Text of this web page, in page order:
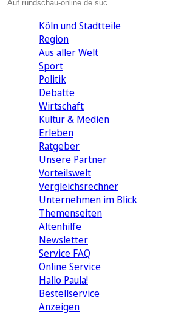
Köln und Stadtteile
Region
Aus aller Welt
Sport
Politik
Debatte
Wirtschaft
Kultur & Medien
Erleben
Ratgeber
Unsere Partner
Vorteilswelt
Vergleichsrechner
Unternehmen im Blick
Themenseiten
Altenhilfe
Newsletter
Service FAQ
Online Service
Hallo Paula!
Bestellservice
Anzeigen